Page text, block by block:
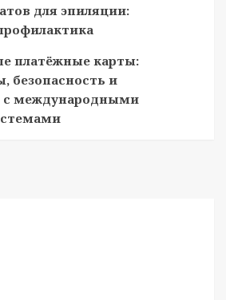
для эпиляции:
платёжные карты:
безопасность и
с международными